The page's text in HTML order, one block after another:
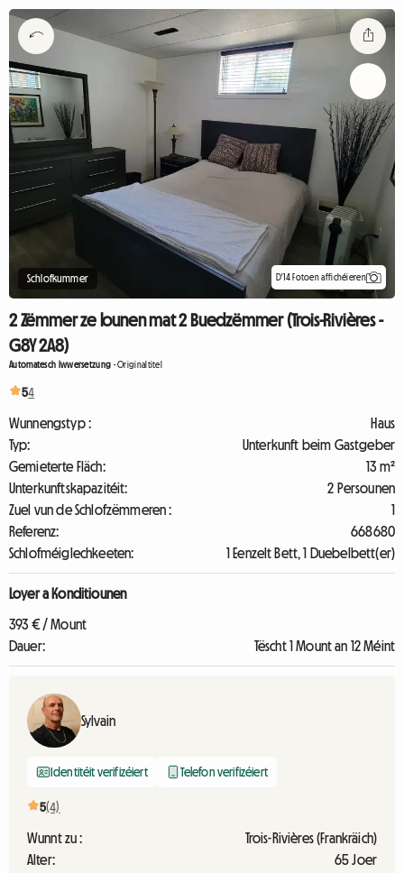
Schlofkummer D'14 Fotoen affichéieren
2 Zëmmer ze lounen mat 2 Buedzëmmer (Trois-Rivières -
G8Y 2A8)
Automatesch Iwwersetzung -Originaltitel
54
Wunnengstyp :
Haus
Typ:
Unterkunft beim Gastgeber
Gemieterte Fläch:
13 m²
Unterkunftskapazitéit:
2 Persounen
Zuel vun de Schlofzëmmeren :
1
Referenz:
668680
Schlofméiglechkeeten:
1 Eenzelt Bett, 1 Duebelbett(er)
Loyer a Konditiounen
393 € / Mount
Dauer:
Tëscht 1 Mount an 12 Méint
Sylvain
Identitéit verifizéiert Telefon verifizéiert
5(4)
Wunnt zu :
Trois-Rivières (Frankräich)
Alter:
65 Joer